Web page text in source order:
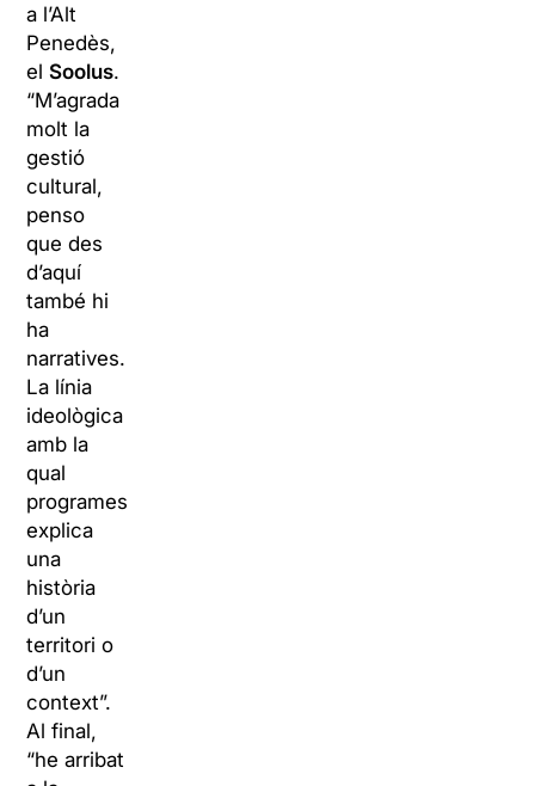
a l’Alt
Penedès,
elSoolus.
“M’agrada
molt la
gestió
cultural,
penso
que des
d’aquí
també hi
ha
narratives.
La línia
ideològica
amb la
qual
programes
explica
una
història
d’un
territori o
d’un
context”.
Al final,
“he arribat